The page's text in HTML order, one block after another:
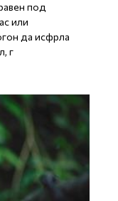
под
или
да исфрла
г